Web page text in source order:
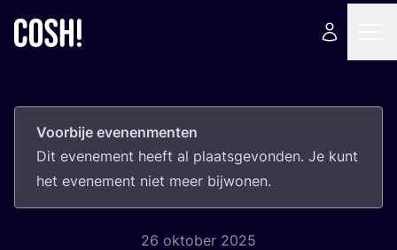
Voorbije evenenmenten
Dit eve­ne­ment heeft al plaats­ge­von­den. Je kunt
het eve­ne­ment niet meer bijwonen.
26 oktober 2025